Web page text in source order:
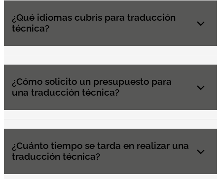
¿Qué idiomas cubrís para traducción
técnica?
¿Cómo solicito un presupuesto para
una traducción técnica?
¿Cuánto tiempo se tarda en realizar una
traducción técnica?